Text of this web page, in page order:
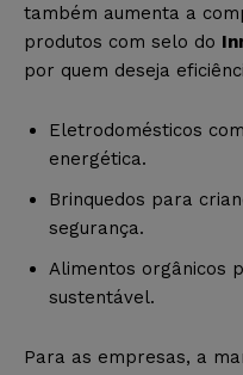
também aumenta a
produtos com selo do
por quem deseja
Eletrodomésticos
energética.
Brinquedos para
segurança.
Alimentos orgânicos
sustentável.
Para as empresas, a